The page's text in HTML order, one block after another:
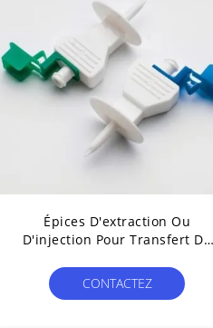
Épices D'extraction Ou
D'injection Pour Transfert De
Et Capuchon
CONTACTEZ